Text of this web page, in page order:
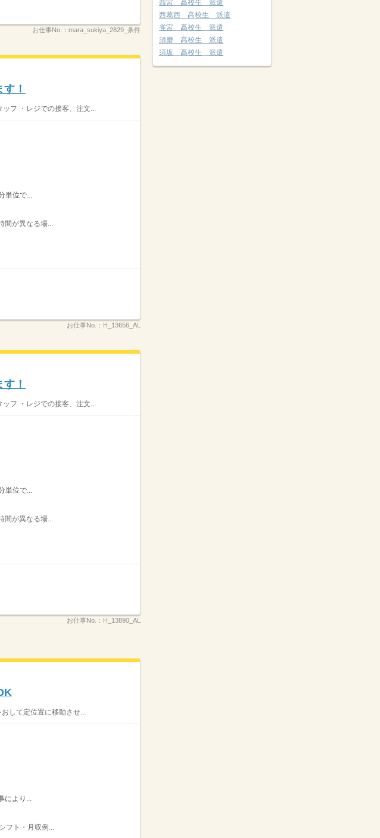
お仕事No.： mara_sukiya_2829_条件
！
フ ・レジでの接客、注文...
位で...
が異なる場...
お仕事No.： H_13656_AL
！
フ ・レジでの接客、注文...
単位で...
が異なる場...
お仕事No.： H_13890_AL
して定位置に移動させ...
により...
フト・月収例...
西宮 高校生 派遣
西葛西 高校生 派遣
雀宮 高校生 派遣
須磨 高校生 派遣
須坂 高校生 派遣